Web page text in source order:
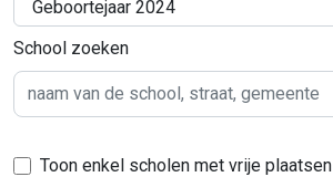
School zoeken
Toon enkel scholen met vrije plaatsen